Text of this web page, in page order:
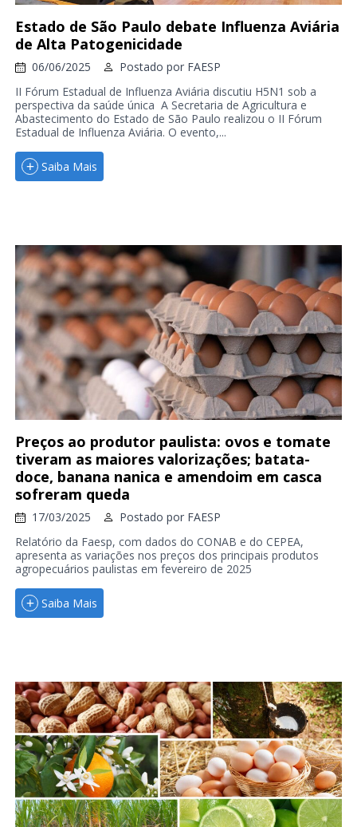
Estado de São Paulo debate Influenza Aviária
de Alta Patogenicidade
06/06/2025 Postado por FAESP
II Fórum Estadual de Influenza Aviária discutiu H5N1 sob a
perspectiva da saúde única A Secretaria de Agricultura e
Abastecimento do Estado de São Paulo realizou o II Fórum
Estadual de Influenza Aviária. O evento,...
Saiba Mais
Preços ao produtor paulista: ovos e tomate
tiveram as maiores valorizações; batata-
doce, banana nanica e amendoim em casca
sofreram queda
17/03/2025 Postado por FAESP
Relatório da Faesp, com dados do CONAB e do CEPEA,
apresenta as variações nos preços dos principais produtos
agropecuários paulistas em fevereiro de 2025
Saiba Mais